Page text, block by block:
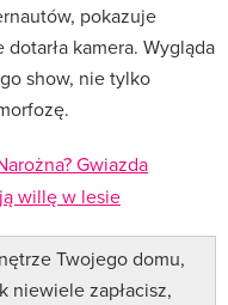
pokazuje
kamera. Wygląda
show, nie tylko
Gwiazda
willę w lesie
Twojego domu,
niewiele zapłacisz,